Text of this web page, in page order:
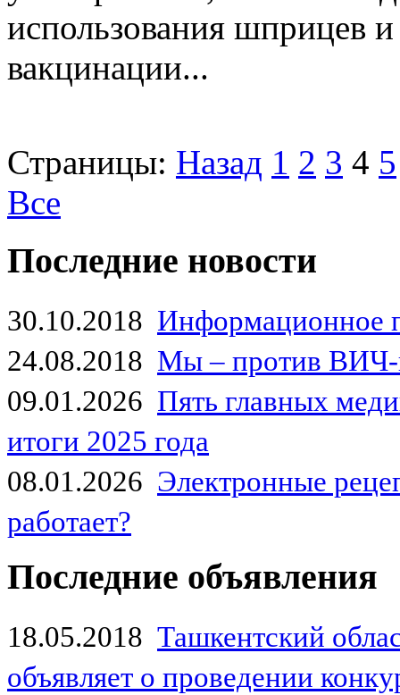
использования шприцев
вакцинации...
Страницы: Назад 1 2 3 4 5
Все
Последние новости
30.10.2018 Информационное
24.08.2018 Мы – против
09.01.2026 Пять главных
итоги 2025 года
08.01.2026 Электронные
работает?
Последние объявления
18.05.2018 Ташкентский
объявляет о проведении